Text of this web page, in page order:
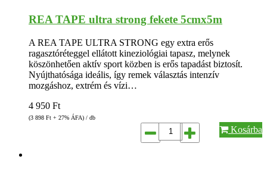
REA TAPE ultra strong fekete 5cmx5m
A REA TAPE ULTRA STRONG egy extra erős
ragasztóréteggel ellátott kineziológiai tapasz, melynek
köszönhetően aktív sport közben is erős tapadást biztosít.
Nyújthatósága ideális, így remek választás intenzív
mozgáshoz, extrém és vízi…
4 950 Ft
(3 898 Ft + 27% ÁFA) / db
Kosárba